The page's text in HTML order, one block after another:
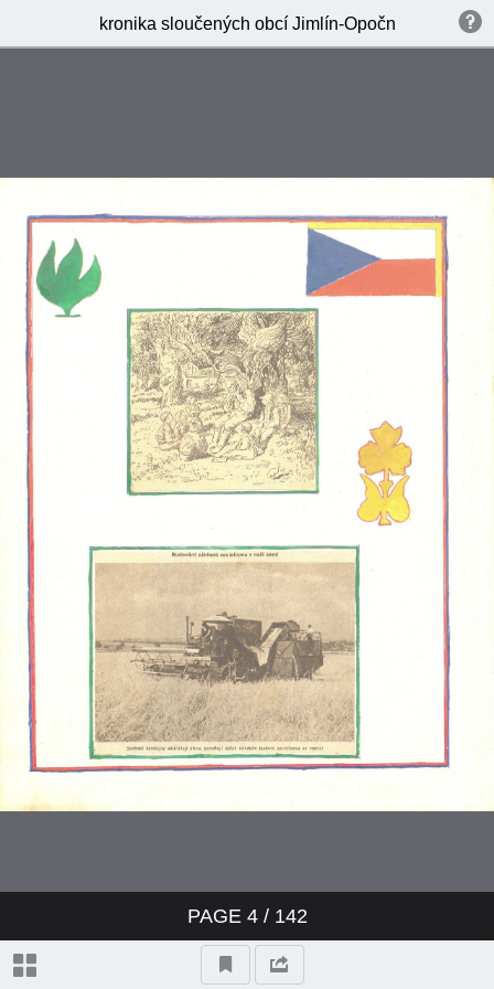
kronika sloučených obcí Jimlín-Opočno-Zeměchy
PAGE 4/ 142